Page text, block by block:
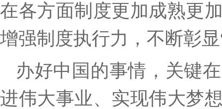
在各方面制度更加成熟更
增强制度执行力，不断彰
办好中国的事情，关键
进伟大事业、实现伟大梦